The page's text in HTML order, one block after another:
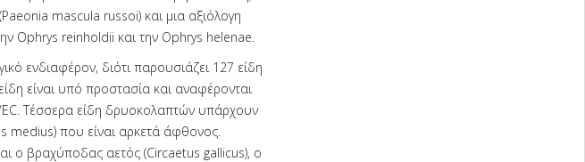
mascula russoi) και μια αξιόλογη
Ophrys reinholdii και την Ophrys helenae.
ενδιαφέρον, διότι παρουσιάζει 127 είδη
είναι υπό προστασία και αναφέρονται
Τέσσερα είδη δρυοκολαπτών υπάρχουν
που είναι αρκετά άφθονος.
ο βραχύποδας αετός (Circaetus gallicus), ο